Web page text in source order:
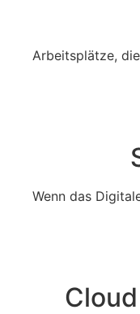
Arbeitsplätze,
Wenn das